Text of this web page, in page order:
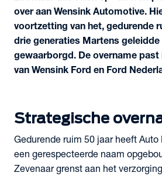
over aan Wensink Automotive.
voortzetting van het, gedurende
drie generaties Martens
gewaarborgd. De overname
van Wensink Ford en Ford
Strategische
Gedurende ruim 50 jaar heeft
een gerespecteerde naam
Zevenaar grenst aan het